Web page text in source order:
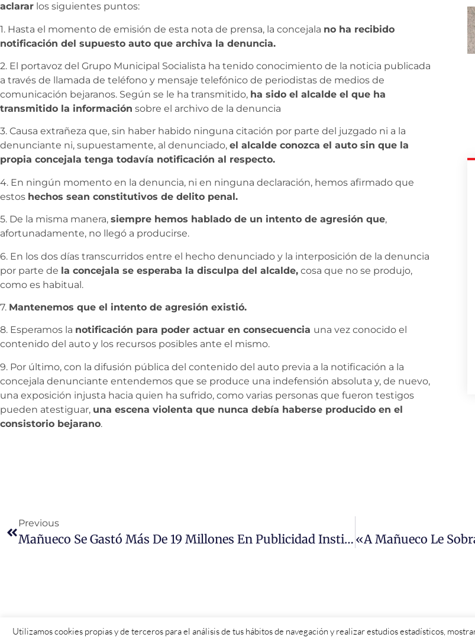
aclarar los siguientes puntos:
1. Hasta el momento de emisión de esta nota de prensa, la concejala no ha recibido
notificación del supuesto auto que archiva la denuncia.
2. El portavoz del Grupo Municipal Socialista ha tenido conocimiento de la noticia publicada
a través de llamada de teléfono y mensaje telefónico de periodistas de medios de
comunicación bejaranos. Según se le ha transmitido, ha sido el alcalde el que ha
transmitido la información sobre el archivo de la denuncia
3. Causa extrañeza que, sin haber habido ninguna citación por parte del juzgado ni a la
denunciante ni, supuestamente, al denunciado, el alcalde conozca el auto sin que la
propia concejala tenga todavía notificación al respecto.
4. En ningún momento en la denuncia, ni en ninguna declaración, hemos afirmado que
estos hechos sean constitutivos de delito penal.
5. De la misma manera, siempre hemos hablado de un intento de agresión que,
afortunadamente, no llegó a producirse.
6. En los dos días transcurridos entre el hecho denunciado y la interposición de la denuncia
por parte de la concejala se esperaba la disculpa del alcalde, cosa que no se produjo,
como es habitual.
7. Mantenemos que el intento de agresión existió.
8. Esperamos la notificación para poder actuar en consecuencia una vez conocido el
contenido del auto y los recursos posibles ante el mismo.
9. Por último, con la difusión pública del contenido del auto previa a la notificación a la
concejala denunciante entendemos que se produce una indefensión absoluta y, de nuevo,
una exposición injusta hacia quien ha sufrido, como varias personas que fueron testigos
pueden atestiguar, una escena violenta que nunca debía haberse producido en el
consistorio bejarano.
Previous
Mañueco Se Gastó Más De 19 Millones En Publicidad Institucional En 2023
Utilizamos cookies propias y de terceros para el análisis de tus hábitos de navegación y realizar estudios estadísticos,